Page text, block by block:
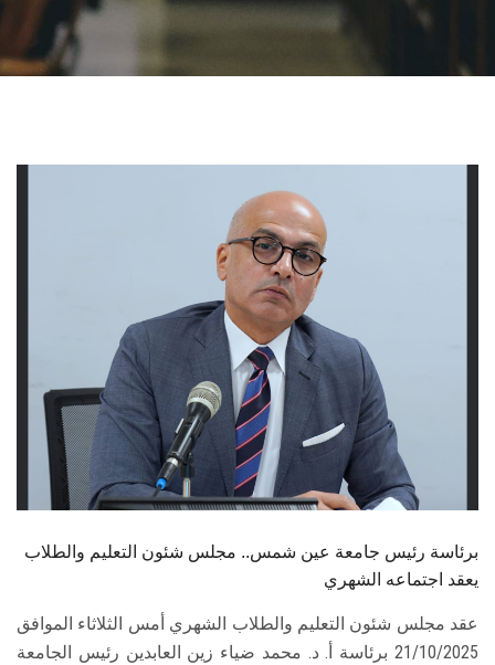
الأنظمة الذكية
الخريجين
الموظفون
الزائـرون
برئاسة رئيس جامعة عين شمس.. مجلس شئون التعليم والطلاب
يعقد اجتماعه الشهري
عقد مجلس شئون التعليم والطلاب الشهري أمس الثلاثاء الموافق
21/10/2025 برئاسة أ. د. محمد ضياء زين العابدين رئيس الجامعة